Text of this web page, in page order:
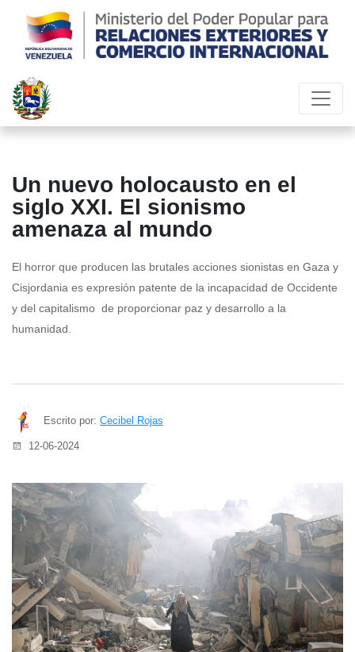
Un nuevo holocausto en el
siglo XXI. El sionismo
amenaza al mundo
El horror que producen las brutales acciones sionistas en Gaza y
Cisjordania es expresión patente de la incapacidad de Occidente
y del capitalismo de proporcionar paz y desarrollo a la
humanidad.
Escrito por: Cecibel Rojas
12-06-2024